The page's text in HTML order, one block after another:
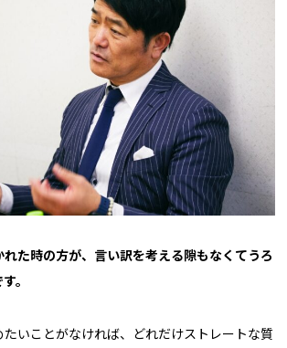
た時の方が、言い訳を考える隙もなくてうろ
。
いことがなければ、どれだけストレートな質